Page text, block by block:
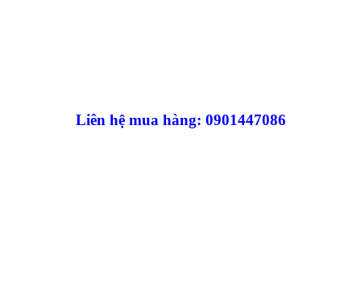
Liên hệ mua hàng: 0901447086